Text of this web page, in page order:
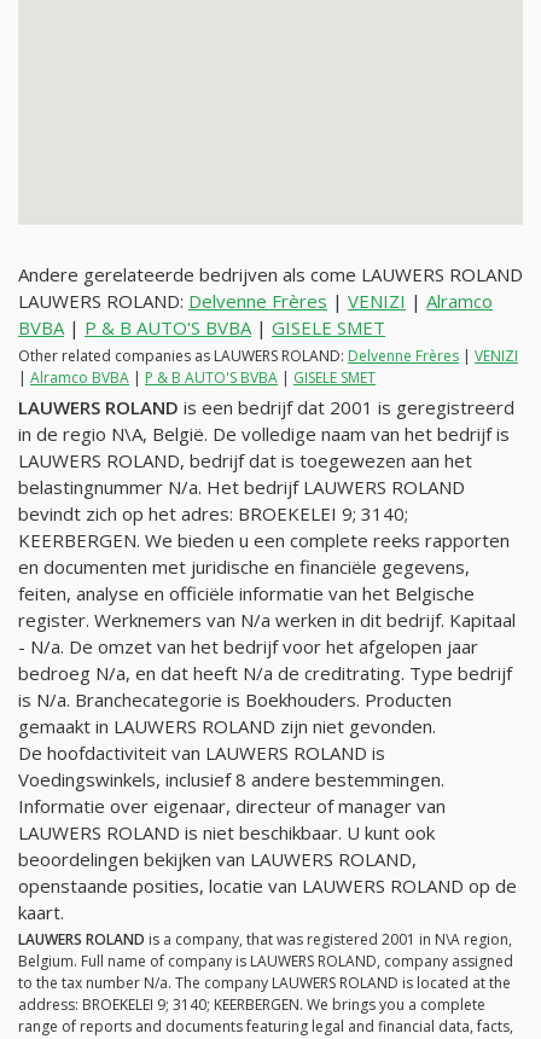
Andere gerelateerde bedrijven als come LAUWERS ROLAND
LAUWERS ROLAND: Delvenne Frères | VENIZI | Alramco
BVBA| P & B AUTO'S BVBA| GISELE SMET
Other related companies as LAUWERS ROLAND: Delvenne Frères | VENIZI
| Alramco BVBA | P & B AUTO'S BVBA | GISELE SMET
LAUWERS ROLAND is een bedrijf dat 2001 is geregistreerd
in de regio N\A, België. De volledige naam van het bedrijf is
LAUWERS ROLAND, bedrijf dat is toegewezen aan het
belastingnummer N/a. Het bedrijf LAUWERS ROLAND
bevindt zich op het adres: BROEKELEI 9; 3140;
KEERBERGEN. We bieden u een complete reeks rapporten
en documenten met juridische en financiële gegevens,
feiten, analyse en officiële informatie van het Belgische
register. Werknemers van N/a werken in dit bedrijf. Kapitaal
- N/a. De omzet van het bedrijf voor het afgelopen jaar
bedroeg N/a, en dat heeft N/a de creditrating. Type bedrijf
is N/a. Branchecategorie is Boekhouders. Producten
gemaakt in LAUWERS ROLAND zijn niet gevonden.
De hoofdactiviteit van LAUWERS ROLAND is
Voedingswinkels, inclusief 8 andere bestemmingen.
Informatie over eigenaar, directeur of manager van
LAUWERS ROLAND is niet beschikbaar. U kunt ook
beoordelingen bekijken van LAUWERS ROLAND,
openstaande posities, locatie van LAUWERS ROLAND op de
kaart.
LAUWERS ROLAND is a company, that was registered 2001 in N\A region,
Belgium. Full name of company is LAUWERS ROLAND, company assigned
to the tax number N/a. The company LAUWERS ROLAND is located at the
address: BROEKELEI 9; 3140; KEERBERGEN. We brings you a complete
range of reports and documents featuring legal and financial data, facts,